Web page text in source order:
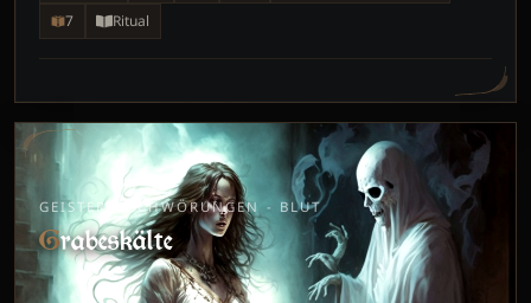
7
Ritual
GEISTERBESCHWÖRUNGEN - BLUT
Grabeskälte